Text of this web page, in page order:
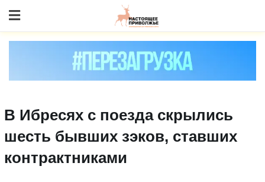
to content
В Ибресях с поезда скрылись
шесть бывших зэков, ставших
контрактниками